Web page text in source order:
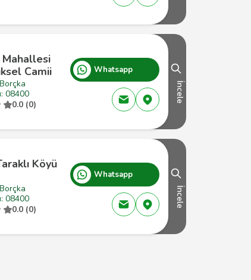
Mahallesi
Camii
08400
0.0 (0)
Whatsapp
İncele
Köyü
08400
0.0 (0)
Whatsapp
İncele